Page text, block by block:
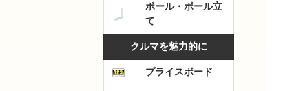
ポール・ポール立
て
クルマを魅力的に
プライスボード